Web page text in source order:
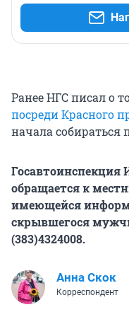
Ранее НГС писал о
посреди Красного
начала собираться
Госавтоинспекция
обращается к
имеющейся
скрывшегося
(383)4324008.
Анна Скок
Корреспондент